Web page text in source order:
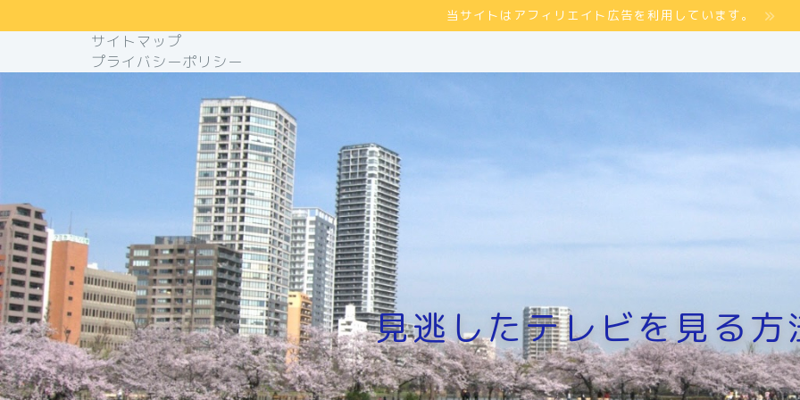
当サイトはアフィリエイト広告を利用しています。
サイトマップ
プライバシーポリシー
見逃したテレビを見る方